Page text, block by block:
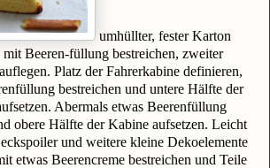
umhüllter, fester Karton
Beeren-füllung bestreichen, zweiter
Platz der Fahrerkabine definieren,
bestreichen und untere Hälfte der
Abermals etwas Beerenfüllung
obere Hälfte der Kabine aufsetzen. Leicht
und weitere kleine Dekoelemente
etwas Beerencreme bestreichen und Teile